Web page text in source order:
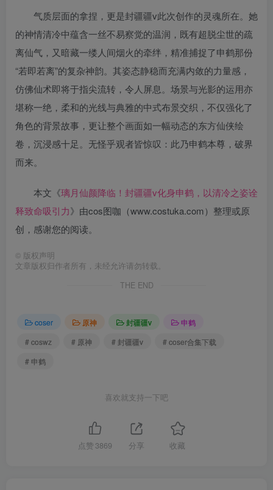
气质层面的拿捏，更是封疆疆v此次创作的灵魂所在。她
的神情清冷中蕴含一丝不易察觉的温润，既有超脱尘世的疏
离仙气，又暗藏一缕人间烟火的牵绊，精准捕捉了申鹤那份
“若即若离”的复杂神韵。其姿态静稳而充满内敛的力量感，
仿佛仙术即将于指尖流转，令人屏息。场景与光影的运用亦
堪称一绝，柔和的光线与典雅的中式布景交织，不仅强化了
角色的背景故事，更让整个画面如一幅动态的东方仙侠绘
卷，沉浸感十足。无怪乎观者皆惊叹：此乃申鹤本尊，破界
而来。
本文《璃月仙颜降临！封疆疆v化身申鹤，以清冷之姿诠
释致命吸引力》由cos图咖（www.costuka.com）整理或原
创，感谢您的阅读。
© 版权声明
文章版权归作者所有，未经允许请勿转载。
THE END
coser 原神 封疆疆v
申鹤
# coswz
# 原神 # 封疆疆v
# coser合集下载
# 申鹤
喜欢就支持一下吧
点赞 3869 分享 收藏